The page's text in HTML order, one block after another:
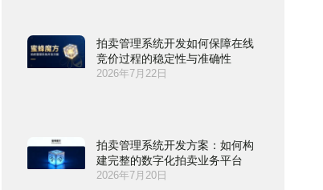
拍卖管理系统开发如何保障在线
竞价过程的稳定性与准确性
2026年7月22日
拍卖管理系统开发方案：如何构
建完整的数字化拍卖业务平台
2026年7月20日